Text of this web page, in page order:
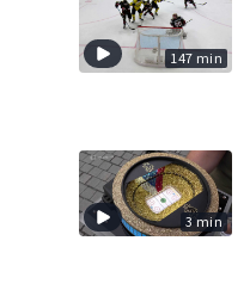
147 min
3 min